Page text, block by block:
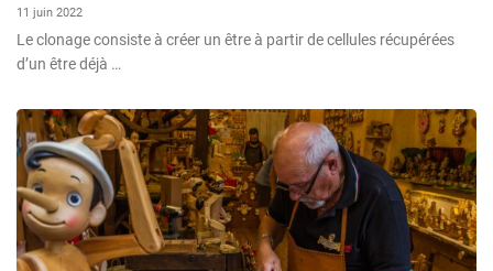
11 juin 2022
Le clonage consiste à créer un être à partir de cellules récupérées
d’un être déjà …